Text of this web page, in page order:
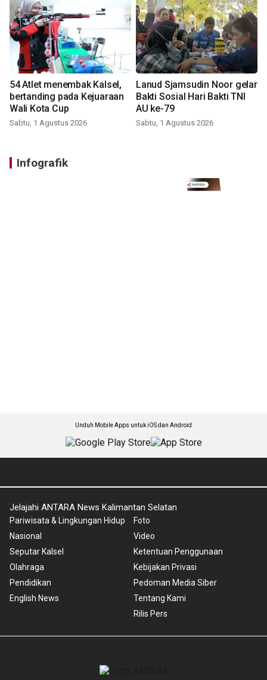
54 Atlet menembak Kalsel,
bertanding pada Kejuaraan
Wali Kota Cup
Sabtu, 1 Agustus 2026
Lanud Sjamsudin Noor gelar
Bakti Sosial Hari Bakti TNI
AU ke-79
Sabtu, 1 Agustus 2026
Infografik
Unduh Mobile Apps untuk iOS dan Android
Jelajahi ANTARA News Kalimantan Selatan
Pariwisata & Lingkungan Hidup
Nasional
Seputar Kalsel
Olahraga
Pendidikan
English News
Foto
Video
Ketentuan Penggunaan
Kebijakan Privasi
Pedoman Media Siber
Tentang Kami
Rilis Pers